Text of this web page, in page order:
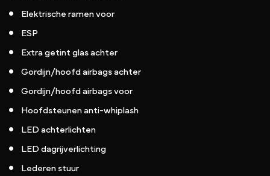
Elektrische ramen voor
ESP
Extra getint glas achter
Gordijn/hoofd airbags achter
Gordijn/hoofd airbags voor
Hoofdsteunen anti-whiplash
LED achterlichten
LED dagrijverlichting
Lederen stuur